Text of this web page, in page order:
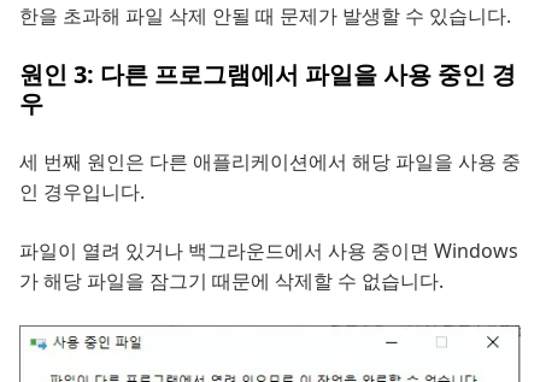
한을 초과해 파일 삭제 안될 때 문제가 발생할 수 있습니다.
원인 3: 다른 프로그램에서 파일을 사용 중인 경
우
세 번째 원인은 다른 애플리케이션에서 해당 파일을 사용 중
인 경우입니다.
파일이 열려 있거나 백그라운드에서 사용 중이면 Windows
가 해당 파일을 잠그기 때문에 삭제할 수 없습니다.